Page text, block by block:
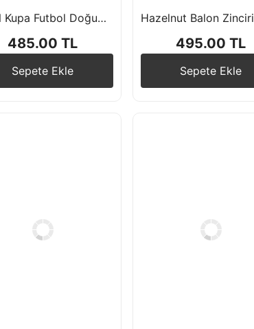
Royal Kupa Futbol Doğum Günü Balon Seti
485.00 TL
Sepete Ekle
Hazelnut Balon Zinciri
495.00 TL
Sepete Ekle